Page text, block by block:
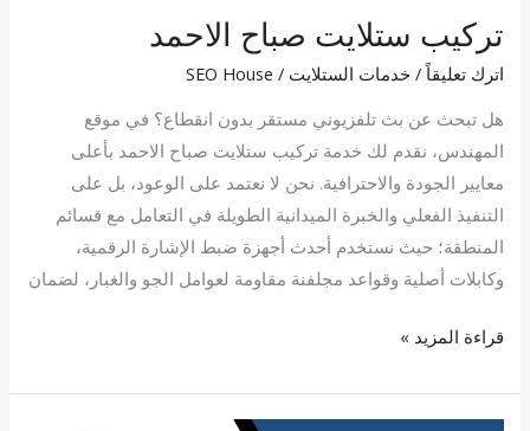
تركيب ستلايت صباح الاحمد
اترك تعليقاً /خدمات الستلايت /
SEO House
هل تبحث عن بث تلفزيوني مستقر بدون انقطاع؟ في موقع
المهندس، نقدم لك خدمة تركيب ستلايت صباح الاحمد بأعلى
معايير الجودة والاحترافية. نحن لا نعتمد على الوعود، بل على
التنفيذ الفعلي والخبرة الميدانية الطويلة في التعامل مع قسائم
المنطقة؛ حيث نستخدم أحدث أجهزة ضبط الإشارة الرقمية،
وكابلات أصلية وقواعد مجلفنة مقاومة لعوامل الجو والغبار، لضمان
قراءة المزيد »